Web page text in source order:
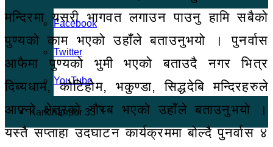
Facebook
Twitter
YouTube
Kanchanpur 33℃
मन्दिरमा यसरी भागवत लगाउन पाउनु हामि सबैको
पुण्यको काम भएको उहाँले बताउनुभयो । पुनर्वास
आफैमा पुण्यको भुमी भएको बताउदै नगर भित्र
दिब्यधाम, कोटिहोम, भकुण्डा, सिद्धदेबि मन्दिरहरुले
आफ्नो क्षेत्रको गौरब भएको उहाँले बताउनुभयो ।
यस्तै सप्ताहा उदघाटन कार्यक्रममा बोल्दै पुनर्वास ४